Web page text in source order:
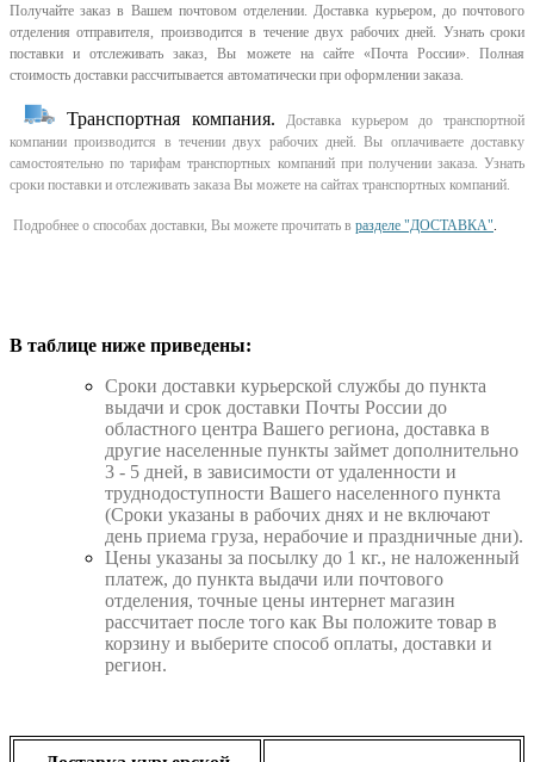
Получайте заказ в Вашем почтовом отделении. Доставка курьером, до почтового
отделения отправителя, производится в течение двух рабочих дней. Узнать сроки
поставки и отслеживать заказ, Вы можете на сайте «Почта России». Полная
стоимость доставки рассчитывается автоматически при оформлении заказа.
Транспортная компания.
Доставка курьером до транспортной
компании производится в течении двух рабочих дней. Вы оплачиваете доставку
самостоятельно по тарифам транспортных компаний при получении заказа. Узнать
сроки поставки и отслеживать заказа Вы можете на сайтах транспортных компаний.
Подробнее о способах доставки, Вы можете прочитать в разделе "ДОСТАВКА"
В таблице ниже приведены:
Cроки доставки курьерской службы до пункта
выдачи и срок доставки Почты России до
областного центра Вашего региона, доставка в
другие населенные пункты займет дополнительно
3 - 5 дней, в зависимости от удаленности и
труднодоступности Вашего населенного пункта
(Сроки указаны в рабочих днях и не включают
день приема груза, нерабочие и праздничные дни).
Цены указаны за посылку до 1 кг., не наложенный
платеж, до пункта выдачи или почтового
отделения, точные цены интернет магазин
рассчитает после того как Вы положите товар в
корзину и выберите способ оплаты, доставки и
регион.